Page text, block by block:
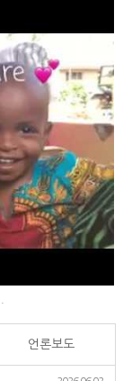
언론보도